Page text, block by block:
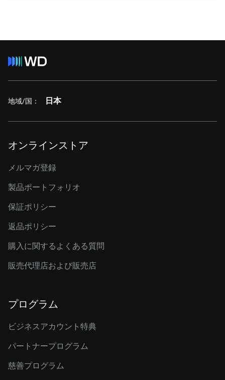
地域/国： 日本
オンラインストア
メルマガ登録
製品ポートフォリオ
保証ポリシー
返品ポリシー
購入に関するよくある質問
販売代理店および販売店
プログラム
ビジネスアカウント特典
パートナープログラム
慈善プログラム